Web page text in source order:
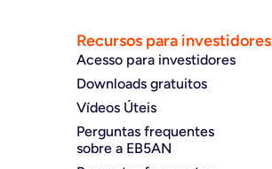
Recursos para investidores
Acesso para investidores
Downloads gratuitos
Vídeos Úteis
Perguntas frequentes
sobre a EB5AN